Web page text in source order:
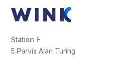
Station F
5 Parvis Alan Turing